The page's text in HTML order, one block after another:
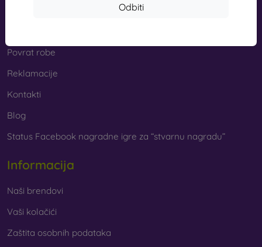
Odbiti
Povrat robe
Reklamacije
Kontakti
Blog
Status Facebook nagradne igre za “stvarnu nagradu”
Informacija
Naši brendovi
Vaši kolačići
Zaštita osobnih podataka